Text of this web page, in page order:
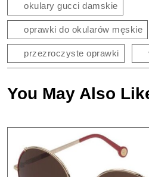
okulary gucci damskie
oprawki do okularów męskie
przezroczyste oprawki
You May Also